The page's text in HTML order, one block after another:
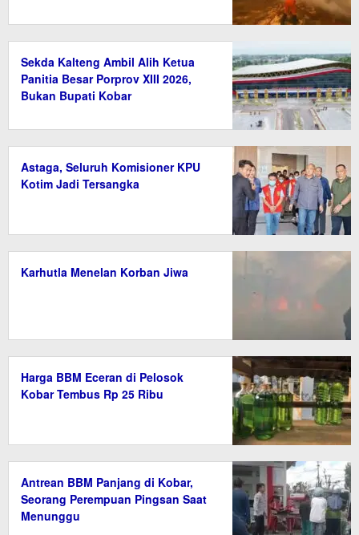
Sekda Kalteng Ambil Alih Ketua
Panitia Besar Porprov XIII 2026,
Bukan Bupati Kobar
Astaga, Seluruh Komisioner KPU
Kotim Jadi Tersangka
Karhutla Menelan Korban Jiwa
Harga BBM Eceran di Pelosok
Kobar Tembus Rp 25 Ribu
Antrean BBM Panjang di Kobar,
Seorang Perempuan Pingsan Saat
Menunggu